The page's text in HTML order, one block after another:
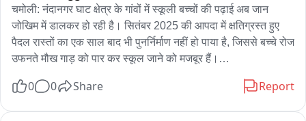
कार्रवाई की चेतावनी भी दी है। मौलाना मुफ्ती अशरफ अब्बास ने कहा कि
छात्र जिस उद्देश्य के लिए यहां आए हैं वह अपना पूरा ध्यान पढ़ाई और धार्मिक
दायित्वों पर लगाएं और अनुशासन का पालन करें।
चमोली: नंदानगर घाट क्षेत्र के गांवों में स्कूली बच्चों की पढ़ाई अब जान
जोखिम में डालकर हो रही है। सितंबर 2025 की आपदा में क्षतिग्रस्त हुए
पैदल रास्तों का एक साल बाद भी पुनर्निर्माण नहीं हो पाया है, जिससे बच्चे रोज
उफनते मौख गाड़ को पार कर स्कूल जाने को मजबूर हैं।
सबसे ज्यादा मुश्किल छोटे बच्चों और उनके अभिभावकों को झेलनी पड़ रही
0 0 Share Report